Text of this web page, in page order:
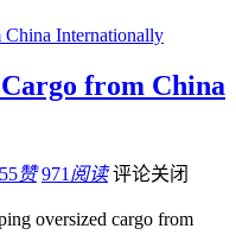
from China
赞 971 阅读 评论关闭
oversized cargo from